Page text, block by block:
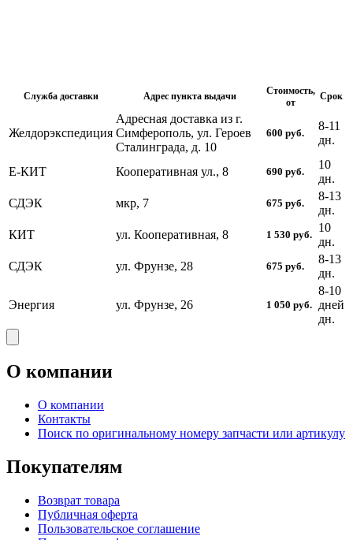
Служба доставки Адрес пункта выдачи
Стоимость,
от
Срок
Желдорэкспедиция
Адресная доставка из г.
Симферополь, ул. Героев
Сталинграда, д. 10
600 руб.
8-11
дн.
Е-КИТ Кооперативная ул., 8 690 руб.
10
дн.
СДЭК
мкр, 7 675 руб.
8-13
дн.
КИТ
ул. Кооперативная, 8 1 530 руб.
10
дн.
СДЭК
ул. Фрунзе, 28 675 руб.
8-13
дн.
Энергия ул. Фрунзе, 26 1 050 руб.
8-10
дней
дн.
О компании
О компании
Контакты
Поиск по оригинальному номеру запчасти или артикулу
Покупателям
Возврат товара
Публичная оферта
Пользовательское соглашение